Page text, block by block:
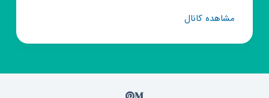
مشاهده کانالکانال
👌
😂